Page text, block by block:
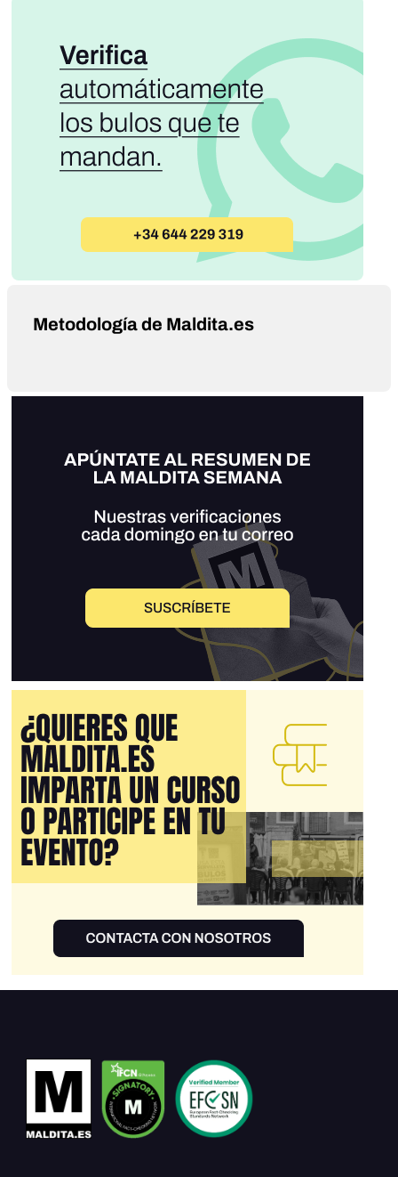
Metodología de Maldita.es